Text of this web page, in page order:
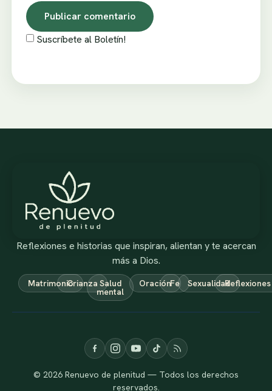
Suscríbete al Boletín!
Reflexiones e historias que inspiran, alientan y te acercan
más a Dios.
MatrimonioCrianza Salud
mental
OraciónFe SexualidadReflexiones
© 2026 Renuevo de plenitud — Todos los derechos
reservados.